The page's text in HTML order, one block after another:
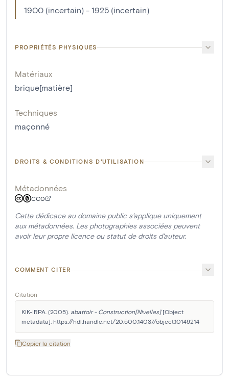
1900 (incertain) - 1925 (incertain)
PROPRIÉTÉS PHYSIQUES
Matériaux
brique[matière]
Techniques
maçonné
DROITS & CONDITIONS D'UTILISATION
Métadonnées
CC0
Cette dédicace au domaine public s'applique uniquement
aux métadonnées. Les photographies associées peuvent
avoir leur propre licence ou statut de droits d'auteur.
COMMENT CITER
Citation
KIK-IRPA. (2005). abattoir - Construction[Nivelles] [Object
metadata]. https://hdl.handle.net/20.500.14037/object.10149214
Copier la citation